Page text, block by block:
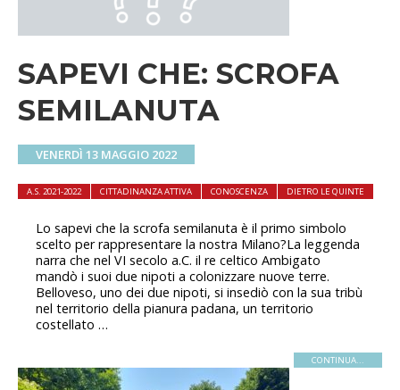
SAPEVI CHE: SCROFA
SEMILANUTA
VENERDÌ 13 MAGGIO 2022
A.S. 2021-2022 CITTADINANZA ATTIVA CONOSCENZA DIETRO LE QUINTE
Lo sapevi che la scrofa semilanuta è il primo simbolo
scelto per rappresentare la nostra Milano?La leggenda
narra che nel VI secolo a.C. il re celtico Ambigato
mandò i suoi due nipoti a colonizzare nuove terre.
Belloveso, uno dei due nipoti, si insediò con la sua tribù
nel territorio della pianura padana, un territorio
costellato …
CONTINUA...